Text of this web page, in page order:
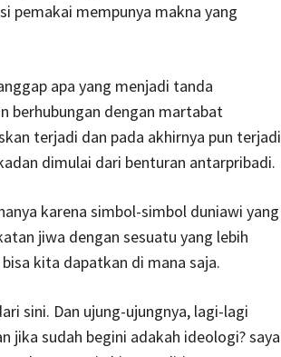
pemakai mempunya makna yang
apa yang menjadi tanda
berhubungan dengan martabat
terjadi dan pada akhirnya pun terjadi
dimulai dari benturan antarpribadi.
karena simbol-simbol duniawi yang
jiwa dengan sesuatu yang lebih
kita dapatkan di mana saja.
sini. Dan ujung-ujungnya, lagi-lagi
jika sudah begini adakah ideologi? saya